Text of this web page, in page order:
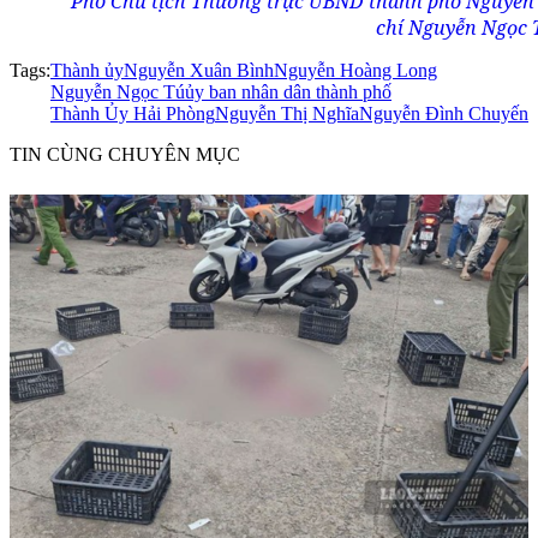
chí Nguyễn Ngọc
Tags:Thành ủyNguyễn Xuân BìnhNguyễn Hoàng Long
Nguyễn Ngọc Túủy ban nhân dân thành phố
Thành Ủy Hải PhòngNguyễn Thị NghĩaNguyễn Đình Chuyến
TIN CÙNG CHUYÊN MỤC